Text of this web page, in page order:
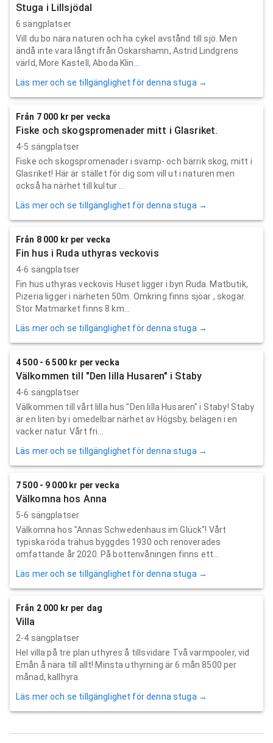
Stuga i Lillsjödal
6 sängplatser
Vill du bo nära naturen och ha cykel avstånd till sjö. Men
ändå inte vara långt ifrån Oskarshamn, Astrid Lindgrens
värld, More Kastell, Aboda Klin...
Läs mer och se tillgänglighet för denna stuga →
Från 7 000 kr per vecka
Fiske och skogspromenader mitt i Glasriket.
4-5 sängplatser
Fiske och skogspromenader i svamp- och bärrik skog, mitt i
Glasriket! Här är stället för dig som vill ut i naturen men
också ha närhet till kultur ...
Läs mer och se tillgänglighet för denna stuga →
Från 8 000 kr per vecka
Fin hus i Ruda uthyras veckovis
4-6 sängplatser
Fin hus uthyras veckovis Huset ligger i byn Ruda. Matbutik,
Pizeria ligger i närheten 50m. Omkring finns sjöar , skogar.
Stor Matmarket finns 8 km...
Läs mer och se tillgänglighet för denna stuga →
4 500 - 6 500 kr per vecka
Välkommen till "Den lilla Husaren" i Staby
4-6 sängplatser
Välkommen till vårt lilla hus "Den lilla Husaren" i Staby! Staby
är en liten by i omedelbar närhet av Högsby, belägen i en
vacker natur. Vårt fri...
Läs mer och se tillgänglighet för denna stuga →
7 500 - 9 000 kr per vecka
Välkomna hos Anna
5-6 sängplatser
Välkomna hos "Annas Schwedenhaus im Glück"! Vårt
typiska röda trähus byggdes 1930 och renoverades
omfattande år 2020. På bottenvåningen finns ett...
Läs mer och se tillgänglighet för denna stuga →
Från 2 000 kr per dag
Villa
2-4 sängplatser
Hel villa på tre plan uthyres å tillsvidare Två varmpooler, vid
Emån å nära till allt! Minsta uthyrning är 6 mån 8500 per
månad, kallhyra.
Läs mer och se tillgänglighet för denna stuga →